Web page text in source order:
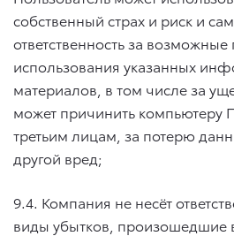
собственный страх и риск и
ответственность за возможные
использования указанных
материалов, в том числе за
может причинить компьютеру
третьим лицам, за потерю
другой вред;
9.4. Компания не несёт
виды убытков, произошедшие